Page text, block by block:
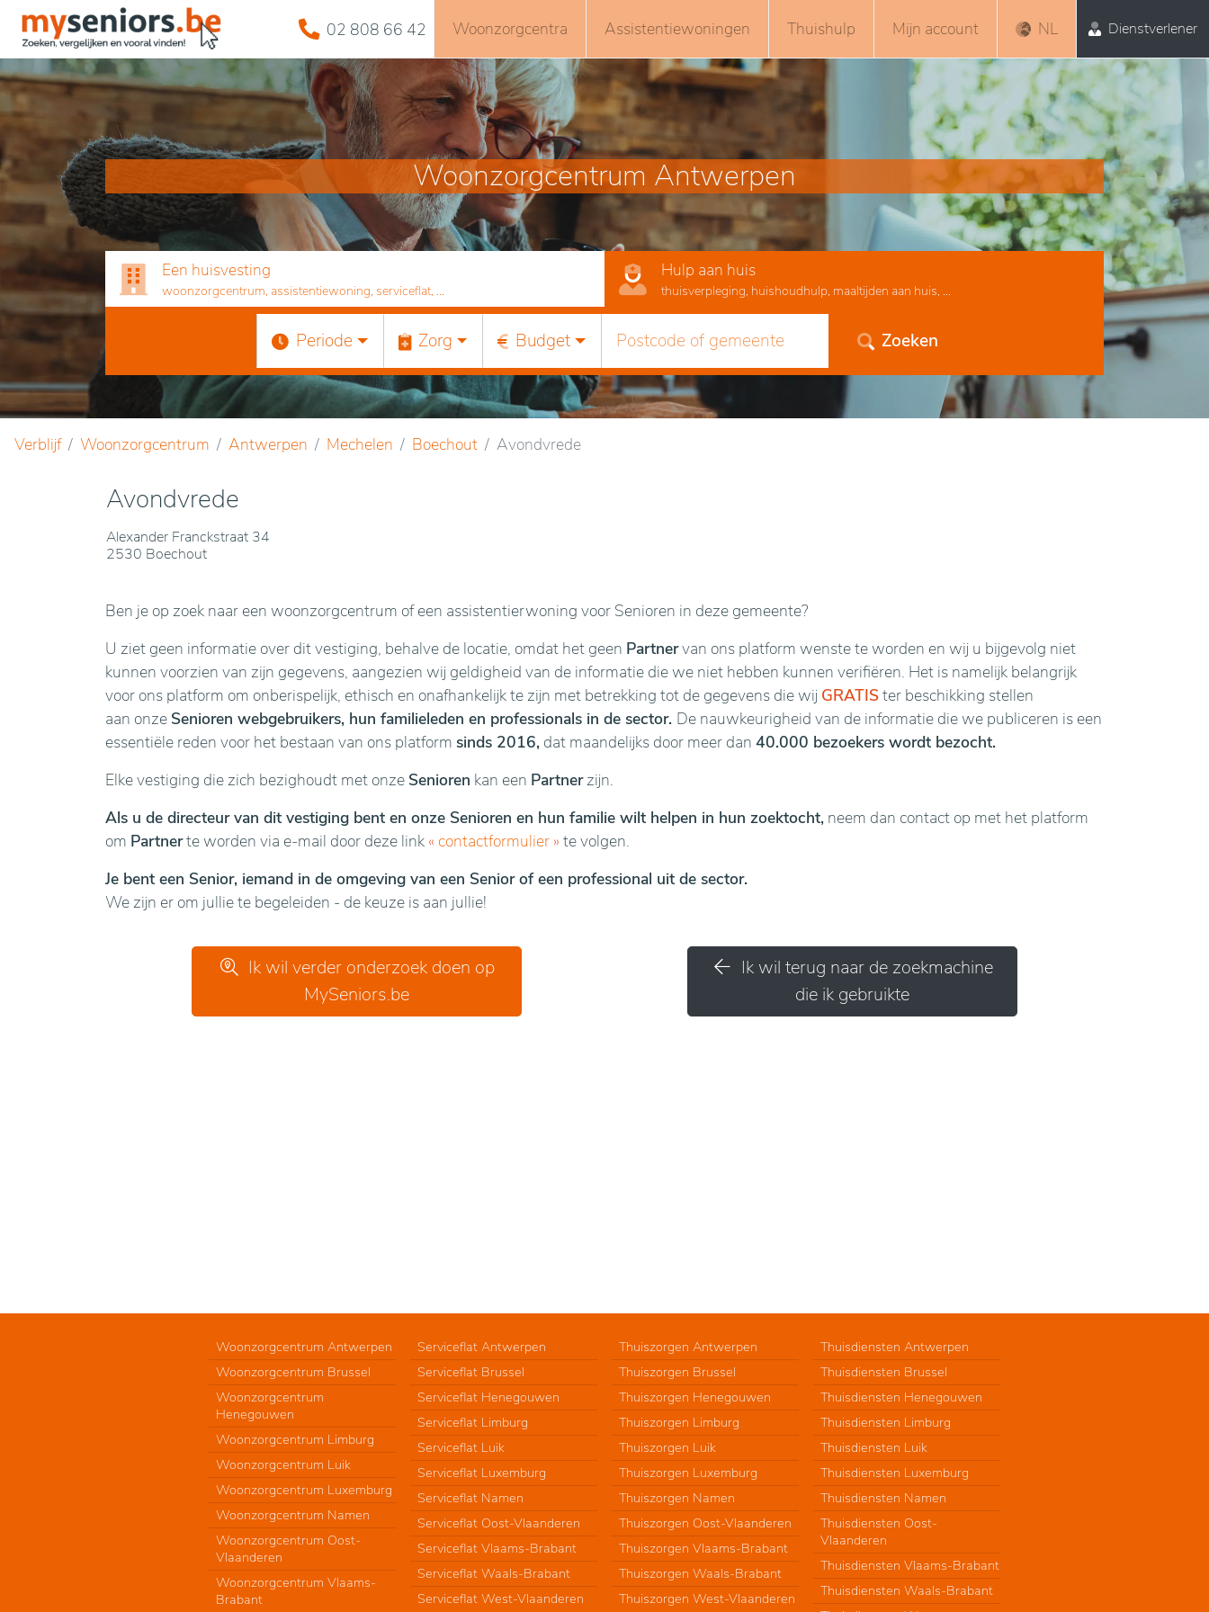
02 808 66 42 Woonzorgcentra Assistentiewoningen Thuishulp Mijn account NL Dienstverlener
Woonzorgcentrum Antwerpen
Een huisvesting
woonzorgcentrum, assistentiewoning, serviceflat, ...
Hulp aan huis
thuisverpleging, huishoudhulp, maaltijden aan huis, ...
Periode Zorg Budget Zoeken
Verblijf Woonzorgcentrum Antwerpen Mechelen Boechout Avondvrede
Avondvrede
Alexander Franckstraat 34
2530 Boechout
Ben je op zoek naar een woonzorgcentrum of een assistentierwoning voor Senioren in deze gemeente?
U ziet geen informatie over dit vestiging, behalve de locatie, omdat het geen Partnervan ons platform wenste te worden en wij u bijgevolg niet
kunnen voorzien van zijn gegevens, aangezien wij geldigheid van de informatie die we niet hebben kunnen verifiëren. Het is namelijk belangrijk
voor ons platform om onberispelijk, ethisch en onafhankelijk te zijn met betrekking tot de gegevens die wij GRATISter beschikking stellen
aan onze Senioren webgebruikers, hun familieleden en professionals in de sector. De nauwkeurigheid van de informatie die we publiceren is een
essentiële reden voor het bestaan van ons platform sinds 2016, dat maandelijks door meer dan 40.000 bezoekers wordt bezocht.
Elke vestiging die zich bezighoudt met onze Senioren kan een Partnerzijn.
Als u de directeur van dit vestiging bent en onze Senioren en hun familie wilt helpen in hun zoektocht, neem dan contact op met het platform
om Partnerte worden via e-mail door deze link « contactformulier » te volgen.
Je bent een Senior, iemand in de omgeving van een Senior of een professional uit de sector.
We zijn er om jullie te begeleiden - de keuze is aan jullie!
Ik wil verder onderzoek doen op
MySeniors.be
Ik wil terug naar de zoekmachine
die ik gebruikte
Woonzorgcentrum Antwerpen
Woonzorgcentrum Brussel
Woonzorgcentrum
Henegouwen
Woonzorgcentrum Limburg
Woonzorgcentrum Luik
Woonzorgcentrum Luxemburg
Woonzorgcentrum Namen
Woonzorgcentrum Oost-
Vlaanderen
Woonzorgcentrum Vlaams-
Brabant
Serviceflat Antwerpen
Serviceflat Brussel
Serviceflat Henegouwen
Serviceflat Limburg
Serviceflat Luik
Serviceflat Luxemburg
Serviceflat Namen
Serviceflat Oost-Vlaanderen
Serviceflat Vlaams-Brabant
Serviceflat Waals-Brabant
Serviceflat West-Vlaanderen
Thuiszorgen Antwerpen
Thuiszorgen Brussel
Thuiszorgen Henegouwen
Thuiszorgen Limburg
Thuiszorgen Luik
Thuiszorgen Luxemburg
Thuiszorgen Namen
Thuiszorgen Oost-Vlaanderen
Thuiszorgen Vlaams-Brabant
Thuiszorgen Waals-Brabant
Thuiszorgen West-Vlaanderen
Thuisdiensten Antwerpen
Thuisdiensten Brussel
Thuisdiensten Henegouwen
Thuisdiensten Limburg
Thuisdiensten Luik
Thuisdiensten Luxemburg
Thuisdiensten Namen
Thuisdiensten Oost-
Vlaanderen
Thuisdiensten Vlaams-Brabant
Thuisdiensten Waals-Brabant